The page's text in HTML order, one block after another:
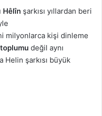
Hêlîn şarkısı yıllardan beri
milyonlarca kişi dinleme
değil aynı
Helin şarkısı büyük